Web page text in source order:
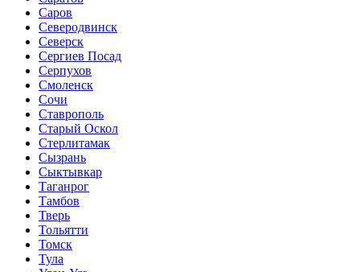
Саров
Северодвинск
Северск
Сергиев Посад
Серпухов
Смоленск
Сочи
Ставрополь
Старый Оскол
Стерлитамак
Сызрань
Сыктывкар
Таганрог
Тамбов
Тверь
Тольятти
Томск
Тула